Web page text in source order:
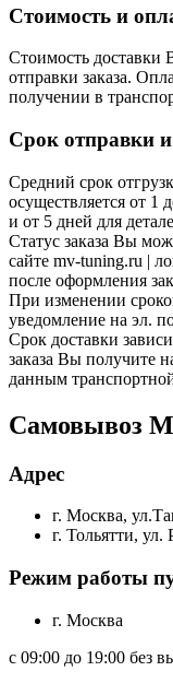
Стоимость и
Стоимость доставки
отправки заказа.
получении в
Срок отправки и
Средний срок
осуществляется от 1
и от 5 дней для
Статус заказа Вы
сайте mv-tuning.ru |
после оформления
При изменении
уведомление на эл.
Срок доставки
заказа Вы получите
данным
Самовывоз
Адрес
г. Москва,
г. Тольятти,
Режим работы
г. Москва
с 09:00 до 19:00 без